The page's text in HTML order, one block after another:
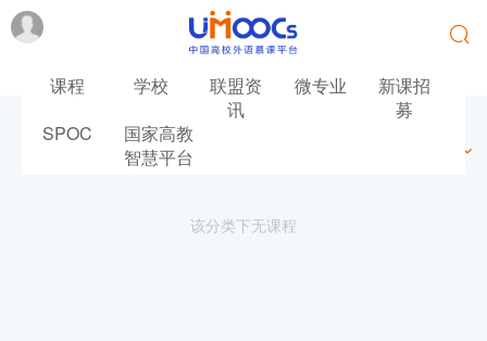
课程 学校
联盟资
讯
微专业
新课招
募
SPOC
国家高教
智慧平台
该分类下无课程